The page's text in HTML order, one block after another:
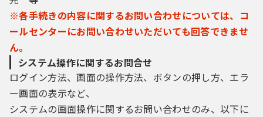
※各手続きの内容に関するお問い合わせについては、コ
ールセンターにお問い合わせいただいても回答できませ
ん。
システム操作に関するお問合せ
ログイン方法、画面の操作方法、ボタンの押し方、エラ
ー画面の表示など、
システムの画面操作に関するお問い合わせのみ、以下に